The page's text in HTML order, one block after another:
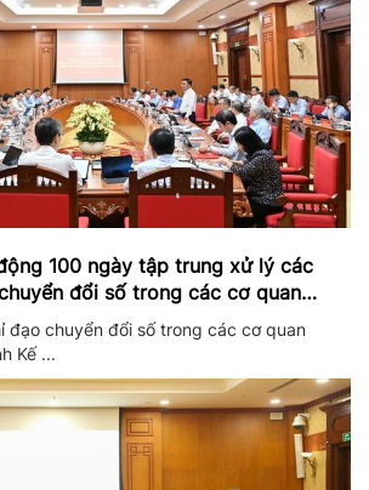
100 ngày tập trung xử lý các
đổi số trong các cơ quan
đạo chuyển đổi số trong các cơ quan
Kế ...